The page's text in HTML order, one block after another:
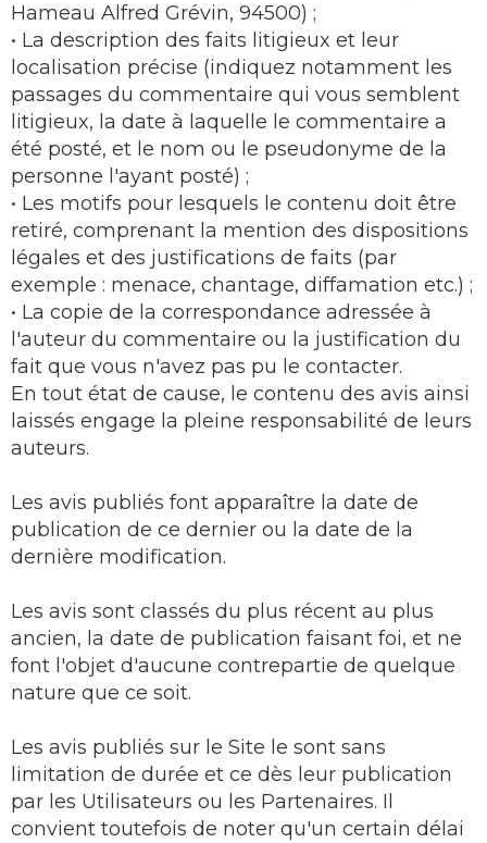
Hameau Alfred Grévin, 94500) ;
• La description des faits litigieux et leur
localisation précise (indiquez notamment les
passages du commentaire qui vous semblent
litigieux, la date à laquelle le commentaire a
été posté, et le nom ou le pseudonyme de la
personne l'ayant posté) ;
• Les motifs pour lesquels le contenu doit être
retiré, comprenant la mention des dispositions
légales et des justifications de faits (par
exemple : menace, chantage, diffamation etc.) ;
• La copie de la correspondance adressée à
l'auteur du commentaire ou la justification du
fait que vous n'avez pas pu le contacter.
En tout état de cause, le contenu des avis ainsi
laissés engage la pleine responsabilité de leurs
auteurs.
Les avis publiés font apparaître la date de
publication de ce dernier ou la date de la
dernière modification.
Les avis sont classés du plus récent au plus
ancien, la date de publication faisant foi, et ne
font l'objet d'aucune contrepartie de quelque
nature que ce soit.
Les avis publiés sur le Site le sont sans
limitation de durée et ce dès leur publication
par les Utilisateurs ou les Partenaires. Il
convient toutefois de noter qu'un certain délai